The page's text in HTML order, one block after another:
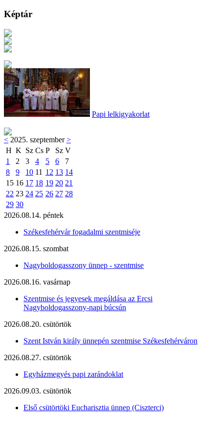
Képtár
Papi lelkigyakorlat
< 2025. szeptember>
H K Sz Cs P Sz V
1
2 3 4 5 6
7
8
9 10 11 12 13 14
15 16 17 18 19 20 21
22 23 24 25 26 27 28
29 30
2026.08.14. péntek
Székesfehérvár fogadalmi szentmiséje
2026.08.15. szombat
Nagyboldogasszony ünnep - szentmise
2026.08.16. vasárnap
Szentmise és jegyesek megáldása az Ercsi
Nagyboldogasszony-napi búcsún
2026.08.20. csütörtök
Szent István király ünnepén szentmise Székesfehérváron
2026.08.27. csütörtök
Egyházmegyés papi zarándoklat
2026.09.03. csütörtök
Első csütörtöki Eucharisztia ünnep (Ciszterci)